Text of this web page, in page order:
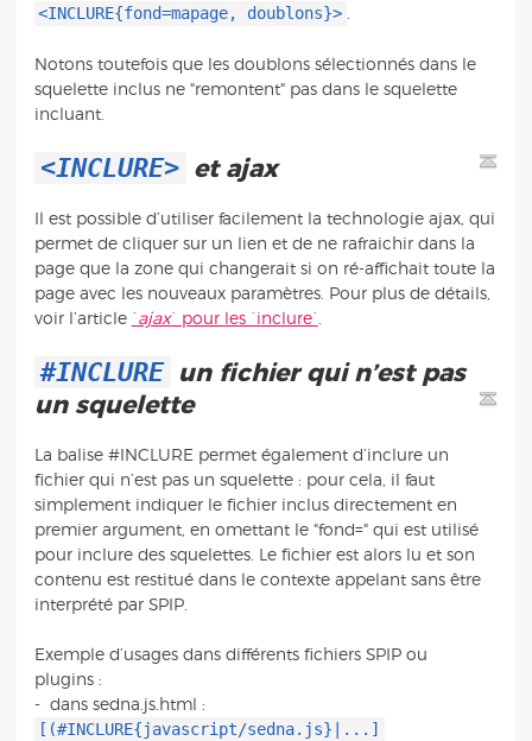
<INCLURE{fond=mapage, doublons}> .
Notons toutefois que les doublons sélectionnés dans le
squelette inclus ne "remontent" pas dans le squelette
incluant.
<INCLURE> et ajax
Il est possible d’utiliser facilement la technologie ajax, qui
permet de cliquer sur un lien et de ne rafraichir dans la
page que la zone qui changerait si on ré-affichait toute la
page avec les nouveaux paramètres. Pour plus de détails,
voir l’article `ajax` pour les `inclure`
#INCLURE
un fichier qui n’est pas
un squelette
La balise #INCLURE permet également d’inclure un
fichier qui n’est pas un squelette : pour cela, il faut
simplement indiquer le fichier inclus directement en
premier argument, en omettant le "fond=" qui est utilisé
pour inclure des squelettes. Le fichier est alors lu et son
contenu est restitué dans le contexte appelant sans être
interprété par SPIP.
Exemple d’usages dans différents fichiers SPIP ou
plugins :
- dans sedna.js.html :
[(#INCLURE{javascript/sedna.js}|...]